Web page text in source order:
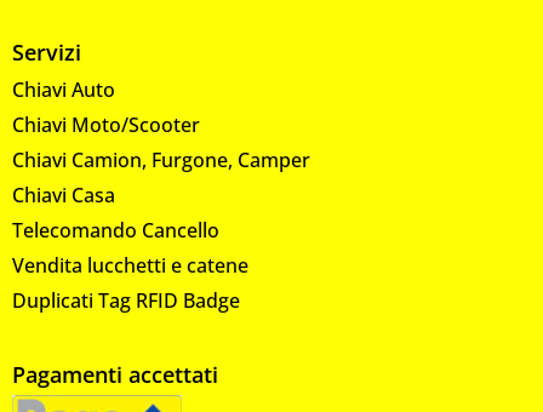
Servizi
Chiavi Auto
Chiavi Moto/Scooter
Chiavi Camion, Furgone, Camper
Chiavi Casa
Telecomando Cancello
Vendita lucchetti e catene
Duplicati Tag RFID Badge
Pagamenti accettati